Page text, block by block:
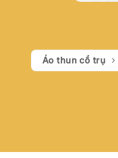
Áo thun cổ trụ